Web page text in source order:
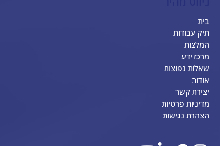
בית
תיק עבודות
המלצות
מרכז ידע
שאלות נפוצות
אודות
יצירת קשר
מדיניות פרטיות
הצהרת נגישות